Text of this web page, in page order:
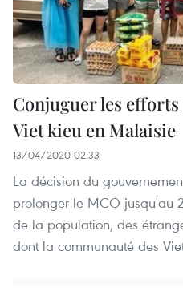
Conjuguer les
Viet kieu en Malaisie
13/04/2020 02:33
La décision du
prolonger le MCO jusqu'au
de la population, des
dont la communauté des